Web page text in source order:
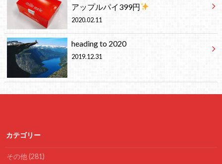
アップルパイ399円
2020.02.11
heading to 2020
2019.12.31
カテゴリー
その他(281)